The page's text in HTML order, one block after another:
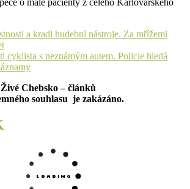
a kradl hudební nástroje. Za mřížemi
cyklista s neznámým autem. Policie hledá
Chebsko – článků
souhlasu je zakázáno.